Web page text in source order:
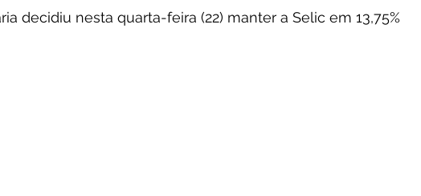
decidiu nesta quarta-feira (22) manter a Selic em 13,75%